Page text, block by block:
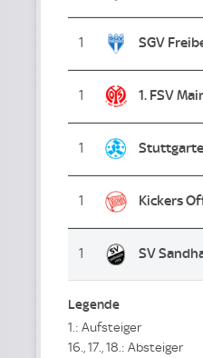
1 SGV
1 1. FSV
1
1 Kickers
1 SV
Legende
1.: Aufsteiger
16., 17., 18.: Absteiger